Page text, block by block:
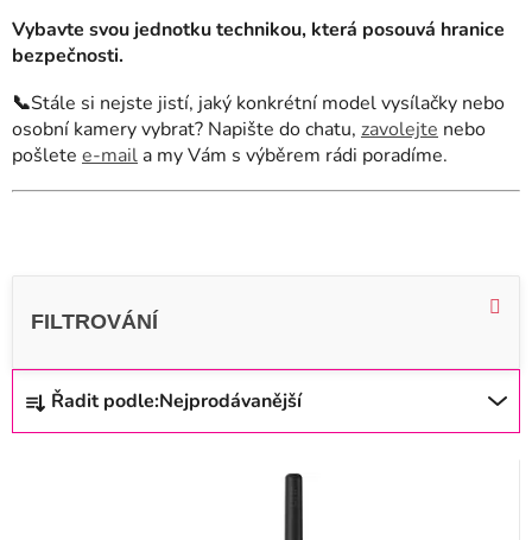
Vybavte svou jednotku technikou, která posouvá hranice
bezpečnosti.
📞Stále si nejste jistí, jaký konkrétní model vysílačky nebo
osobní kamery vybrat? Napište do chatu, zavolejte nebo
pošlete e-mail a my Vám s výběrem rádi poradíme.
Ř
a
Řadit podle:Nejprodávanější
V
s